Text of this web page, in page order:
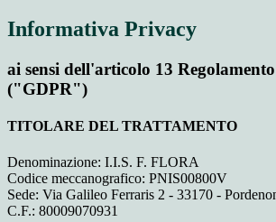
Informativa Privacy
ai sensi dell'articolo 13
("GDPR")
TITOLARE DEL TRATTAMENTO
Denominazione: I.I.S. F. FLORA
Codice meccanografico: PNIS00800V
Sede: Via Galileo Ferraris 2 - 33170 -
C.F.: 80009070931